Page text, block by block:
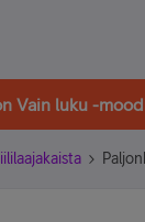
Vain luku -